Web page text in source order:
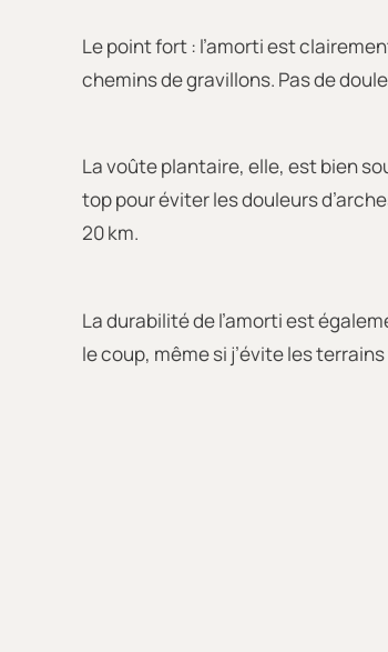
Le point fort : l’amorti est
chemins de gravillons. Pas de
La voûte plantaire, elle, est bien
top pour éviter les douleurs
20 km.
La durabilité de l’amorti est
le coup, même si j’évite les